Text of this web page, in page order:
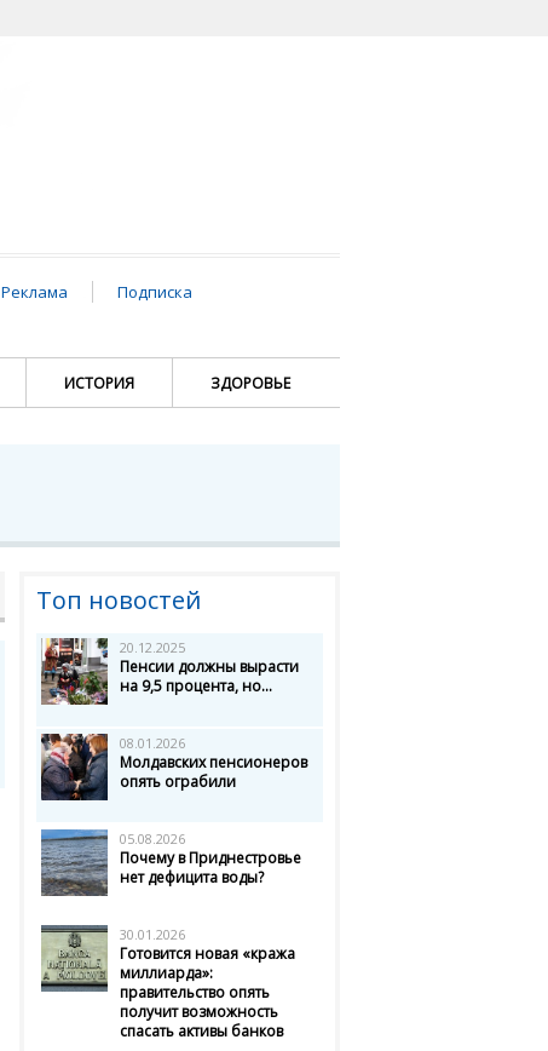
Реклама
Подписка
ИСТОРИЯ ЗДОРОВЬЕ
Топ новостей
20.12.2025
Пенсии должны вырасти
на 9,5 процента, но...
08.01.2026
Молдавских пенсионеров
опять ограбили
05.08.2026
Почему в Приднестровье
нет дефицита воды?
30.01.2026
Готовится новая «кража
миллиарда»:
правительство опять
получит возможность
спасать активы банков